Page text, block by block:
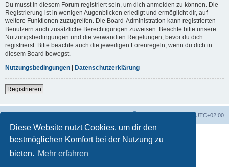
Diese Website nutzt Cookies, um dir den
bestmöglichen Komfort bei der Nutzung zu
bieten. Mehr erfahren
Du musst in diesem Forum registriert sein, um dich anmelden zu können. Die
Registrierung ist in wenigen Augenblicken erledigt und ermöglicht dir, auf
weitere Funktionen zuzugreifen. Die Board-Administration kann registrierten
Benutzern auch zusätzliche Berechtigungen zuweisen. Beachte bitte unsere
Nutzungsbedingungen und die verwandten Regelungen, bevor du dich
registrierst. Bitte beachte auch die jeweiligen Forenregeln, wenn du dich in
diesem Board bewegst.
Nutzungsbedingungen | Datenschutzerklärung
Registrieren
UTC+02:00